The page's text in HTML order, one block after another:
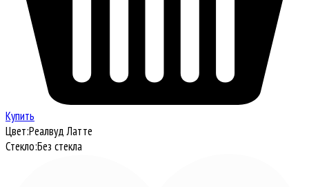
Купить
Цвет:Реалвуд Латте
Стекло:Без стекла